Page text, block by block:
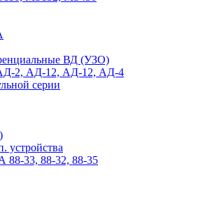
ВД (УЗО)
2, АД-12, АД-12, АД-4
серии
устройства
88-33, 88-32, 88-35